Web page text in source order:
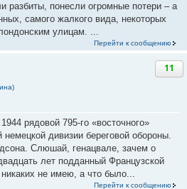
разбиты, понесли огромные потери – а
самого жалкого вида, некоторых
улицам. ...
Перейти к сообщению
11
рядовой 795-го «восточного»
немецкой дивизии береговой обороны.
Слюшай, генацвале, зачем о
лет подданный Французской
никаких не имею, а что было...
Перейти к сообщению